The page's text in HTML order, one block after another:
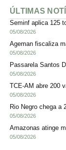
ÚLTIMAS
Seminf aplica 125
05/08/2026
Ageman fiscaliza
05/08/2026
Passarela Santos
05/08/2026
TCE-AM abre 200
05/08/2026
Rio Negro chega a
05/08/2026
Amazonas atinge
05/08/2026